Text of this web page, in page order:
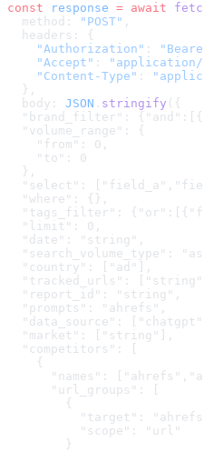
const response = await
  method:
"POST" ,
  headers: {
    "Authorization"
:
    "Accept"
: "application/
    "Content-Type"
:
  },
  body:
JSON . stringify ( {
"brand_filter":
  "volume_range": {
    "from": 0,
    "to": 0
  },
"select":
  "where": {},
"tags_filter":
  "limit": 0,
  "date": "string",
"search_volume_type":
  "country": ["ad"],
"tracked_urls":
  "report_id": "string",
  "prompts": "ahrefs",
"data_source":
  "market": ["string"],
  "competitors": [
    {
"names":
      "url_groups": [
        {
"target":
          "scope": "url"
        }